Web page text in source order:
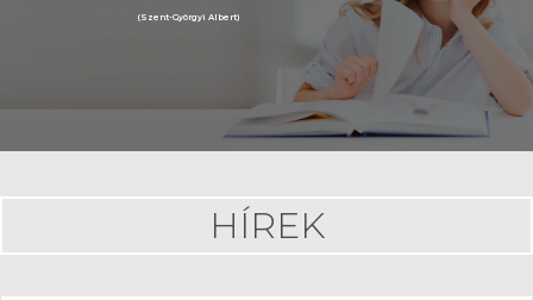
(Szent-Györgyi Albert)
HÍREK